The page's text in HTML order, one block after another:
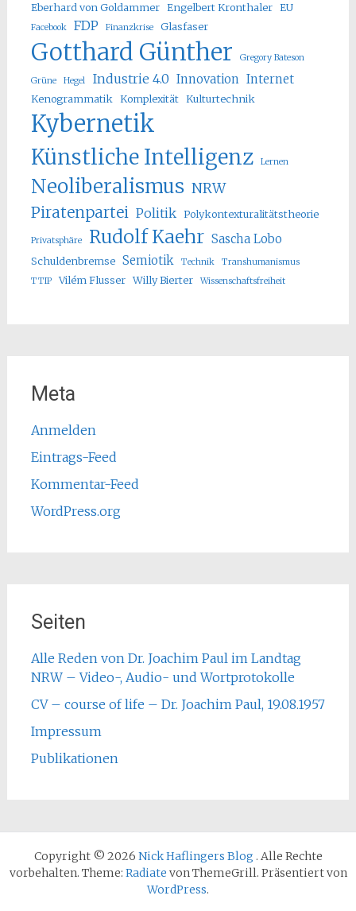
Eberhard von Goldammer Engelbert Kronthaler EU
Facebook FDP Finanzkrise Glasfaser
Gotthard Günther Gregory Bateson
Grüne Hegel Industrie 4.0 Innovation Internet
Kenogrammatik Komplexität Kulturtechnik
Kybernetik
Künstliche Intelligenz Lernen
Neoliberalismus NRW
Piratenpartei Politik Polykontexturalitätstheorie
Privatsphäre Rudolf Kaehr Sascha Lobo
Schuldenbremse Semiotik Technik
Transhumanismus
TTIP
Vilém Flusser Willy Bierter Wissenschaftsfreiheit
Meta
Anmelden
Eintrags-Feed
Kommentar-Feed
WordPress.org
Seiten
Alle Reden von Dr. Joachim Paul im Landtag
NRW – Video-, Audio- und Wortprotokolle
CV – course of life – Dr. Joachim Paul, 19.08.1957
Impressum
Publikationen
Copyright © 2026 Nick Haflingers Blog . Alle Rechte
vorbehalten. Theme: Radiate von ThemeGrill. Präsentiert von
WordPress.